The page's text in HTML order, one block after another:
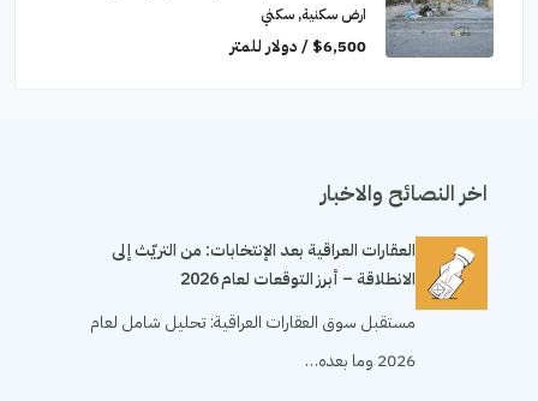
ارض سكنية, سكني
$6,500 / دولار للمتر
اخر النصائح والاخبار
العقارات العراقية بعد الإنتخابات: من التريّث إلى
الانطلاقة – أبرز التوقعات لعام 2026
مستقبل سوق العقارات العراقية: تحليل شامل لعام
2026 وما بعده…